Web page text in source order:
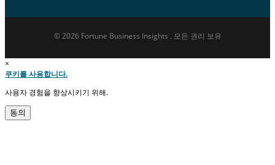
© 2026 Fortune Business Insights . 모든 권리 보유
×
쿠키를 사용합니다.
사용자 경험을 향상시키기 위해.
동의